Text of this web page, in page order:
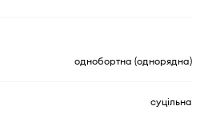
однобортна (однорядна)
суцільна